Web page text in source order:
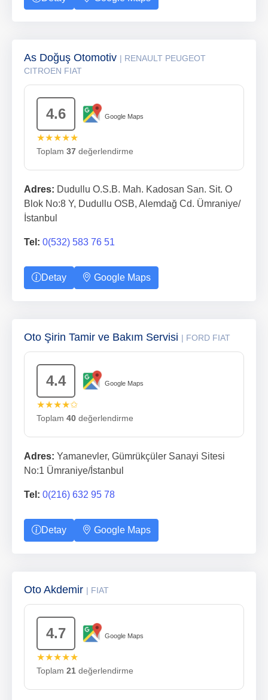
As Doğuş Otomotiv | RENAULT PEUGEOT
CITROEN FIAT
4.6 Google Maps
★★★★★
Toplam 37 değerlendirme
Adres: Dudullu O.S.B. Mah. Kadosan San. Sit. O
Blok No:8 Y, Dudullu OSB, Alemdağ Cd. Ümraniye/
İstanbul
Tel: 0(532) 583 76 51
Detay Google Maps
Oto Şirin Tamir ve Bakım Servisi | FORD FIAT
4.4 Google Maps
★★★★✩
Toplam 40 değerlendirme
Adres: Yamanevler, Gümrükçüler Sanayi Sitesi
No:1 Ümraniye/İstanbul
Tel: 0(216) 632 95 78
Detay Google Maps
Oto Akdemir | FIAT
4.7 Google Maps
★★★★★
Toplam 21 değerlendirme